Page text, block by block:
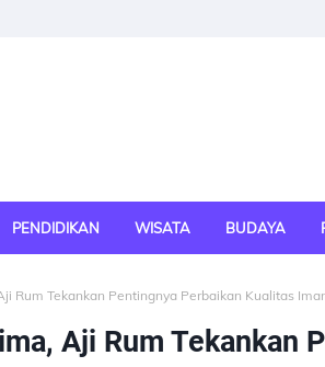
PENDIDIKAN WISATA BUDAYA
Rum Tekankan Pentingnya Perbaikan Kualitas
Aji Rum Tekankan